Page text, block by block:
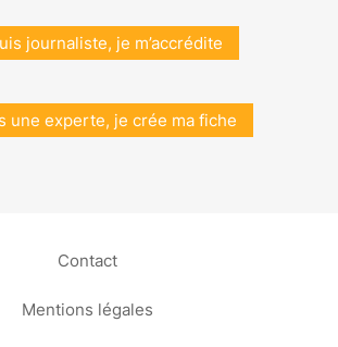
journaliste, je m’accrédite
une experte, je crée ma fiche
Contact
Mentions légales